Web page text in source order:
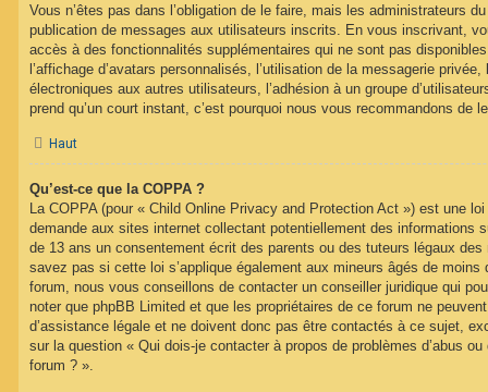
Vous n’êtes pas dans l’obligation de le faire, mais les administrateurs
publication de messages aux utilisateurs inscrits. En vous inscrivant,
accès à des fonctionnalités supplémentaires qui ne sont pas
l’affichage d’avatars personnalisés, l’utilisation de la messagerie privée,
électroniques aux autres utilisateurs, l’adhésion à un groupe
prend qu’un court instant, c’est pourquoi nous vous recommandons de
Haut
Qu’est-ce que la COPPA ?
La COPPA (pour « Child Online Privacy and Protection Act ») est une
demande aux sites internet collectant potentiellement des informations
de 13 ans un consentement écrit des parents ou des tuteurs légaux
savez pas si cette loi s’applique également aux mineurs âgés de
forum, nous vous conseillons de contacter un conseiller juridique qui
noter que phpBB Limited et que les propriétaires de ce forum ne
d’assistance légale et ne doivent donc pas être contactés à ce sujet,
sur la question « Qui dois-je contacter à propos de problèmes d’abus ou
forum ? ».